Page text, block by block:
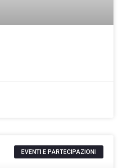
EVENTI E PARTECIPAZIONI